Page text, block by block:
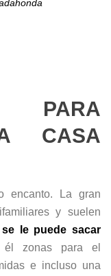
PARA
CASA
encanto. La gran
y suelen
se le puede sacar
él zonas para el
e incluso una